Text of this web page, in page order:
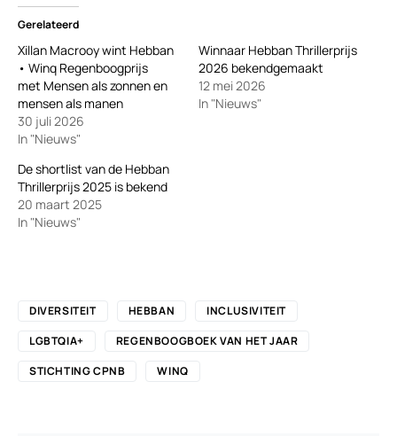
Gerelateerd
Xillan Macrooy wint Hebban
• Winq Regenboogprijs
met Mensen als zonnen en
mensen als manen
30 juli 2026
In "Nieuws"
Winnaar Hebban Thrillerprijs
2026 bekendgemaakt
12 mei 2026
In "Nieuws"
De shortlist van de Hebban
Thrillerprijs 2025 is bekend
20 maart 2025
In "Nieuws"
DIVERSITEIT HEBBAN
INCLUSIVITEIT
LGBTQIA+
REGENBOOGBOEK VAN HET JAAR
STICHTING CPNB
WINQ